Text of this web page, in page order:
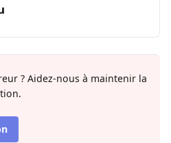
? Aidez-nous à maintenir la